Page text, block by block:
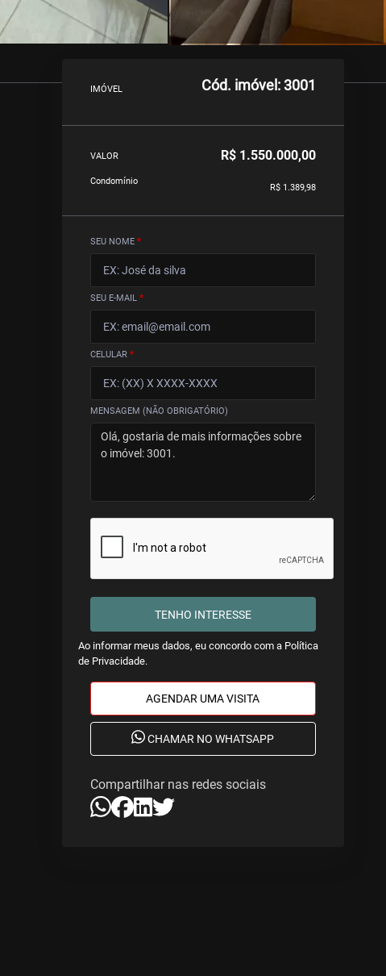
IMÓVEL Cód. imóvel: 3001
VALOR R$ 1.550.000,00
Condomínio
R$ 1.389,98
SEU NOME *
SEU E-MAIL *
CELULAR *
MENSAGEM (NÃO OBRIGATÓRIO)
TENHO INTERESSE
Ao informar meus dados, eu concordo com a Política
de Privacidade.
AGENDAR UMA VISITA
CHAMAR NO WHATSAPP
Compartilhar nas redes sociais